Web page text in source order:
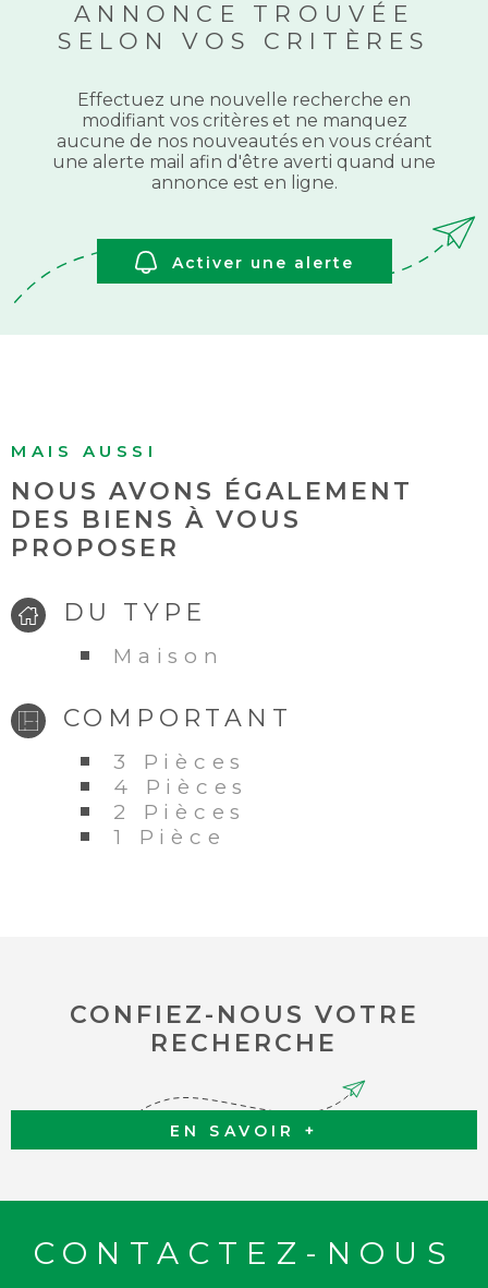
ACTUALITÉS
ANNONCE TROUVÉE
SELON VOS CRITÈRES
Effectuez une nouvelle recherche en
modifiant vos critères et ne manquez
aucune de nos nouveautés en vous créant
une alerte mail afin d'être averti quand une
annonce est en ligne.
Activer une alerte
MAIS AUSSI
NOUS AVONS ÉGALEMENT
DES BIENS À VOUS
PROPOSER
DU TYPE
Maison
COMPORTANT
3 Pièces
4 Pièces
2 Pièces
1 Pièce
CONFIEZ-NOUS VOTRE
RECHERCHE
EN SAVOIR +
CONTACTEZ-NOUS
BUDGET
Pièces
PIÈCES